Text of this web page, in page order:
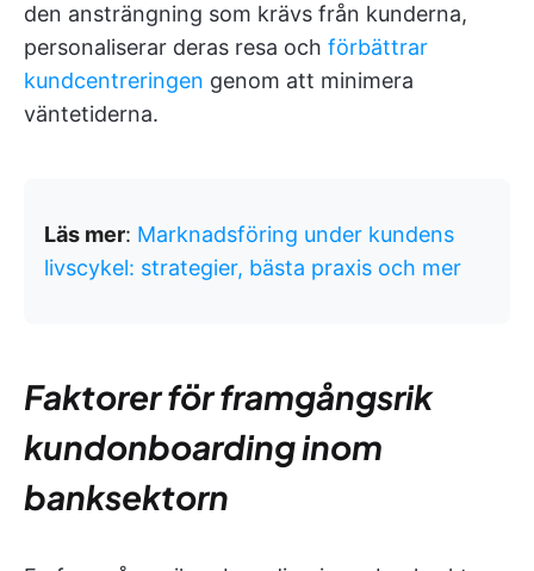
den ansträngning som krävs från kunderna,
personaliserar deras resa och förbättrar
kundcentreringen genom att minimera
väntetiderna.
Läs mer: Marknadsföring under kundens
livscykel: strategier, bästa praxis och mer
Faktorer för framgångsrik
kundonboarding inom
banksektorn